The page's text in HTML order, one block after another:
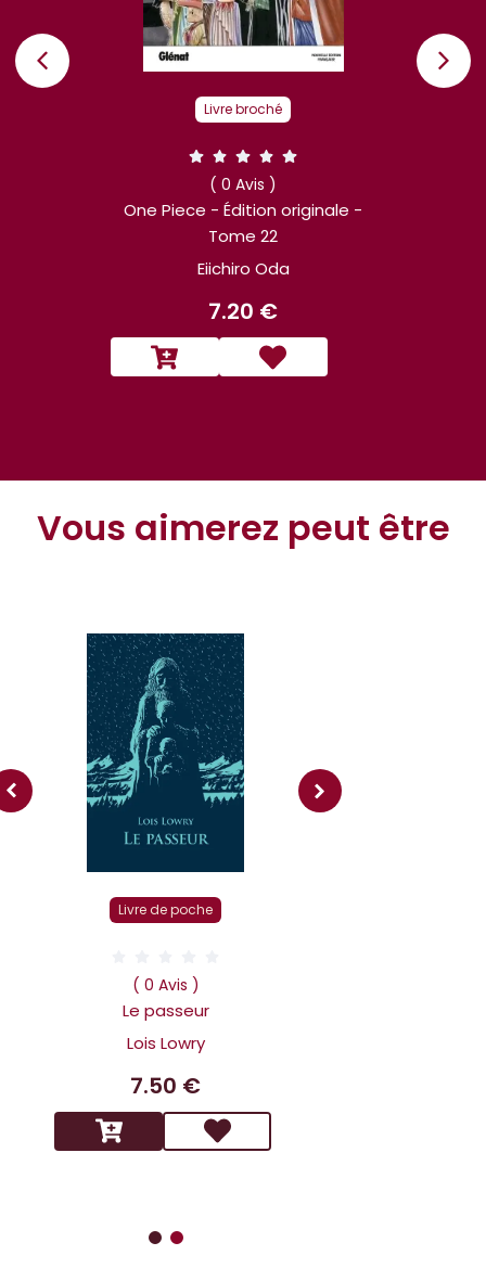
Livre broché
( 0 Avis )
One Piece - Édition originale -
Tome 22
Eiichiro Oda
7.20 €
Vous aimerez peut être
Livre de poche
( 0 Avis )
Le passeur
Lois Lowry
7.50 €